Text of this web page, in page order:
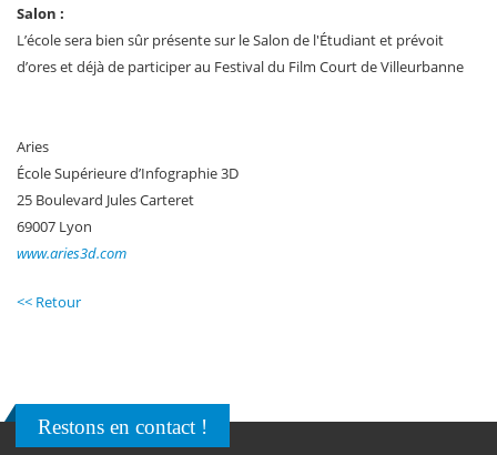
Salon :
L’école sera bien sûr présente sur le Salon de l'Étudiant et prévoit
d’ores et déjà de participer au Festival du Film Court de Villeurbanne
Aries
École Supérieure d’Infographie 3D
25 Boulevard Jules Carteret
69007 Lyon
www.aries3d.com
<< Retour
Restons en contact !